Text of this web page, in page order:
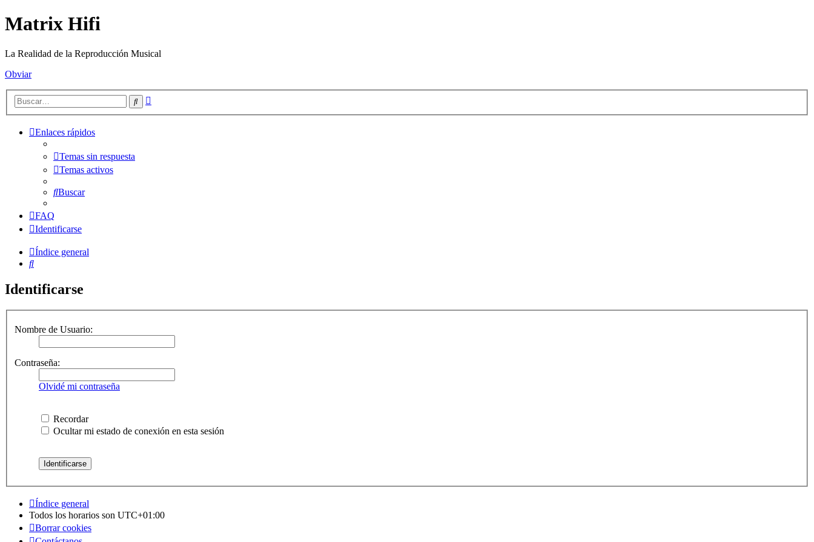
Matrix Hifi
La Realidad de la Reproducción Musical
Obviar
Buscar
Enlaces rápidos
Temas sin respuesta
Temas activos
Buscar
FAQ
Identificarse
Índice general
Buscar
Identificarse
Nombre de Usuario:
Contraseña:
Olvidé mi contraseña
Recordar
Ocultar mi estado de conexión en esta sesión
Índice general
Todos los horarios son UTC+01:00
Borrar cookies